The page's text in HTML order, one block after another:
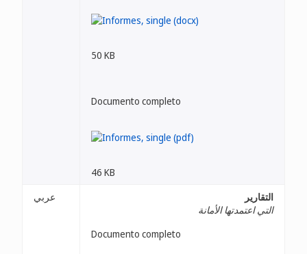
50 KB
Documento completo
46 KB
عربي
التقارير
التي اعتمدتها الأمانة
Documento completo